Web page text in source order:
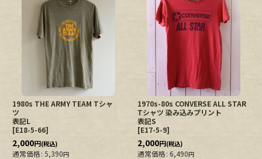
1980s THE ARMY TEAM Tシャ
ツ
表記L
[E18-5-66]
2,000円(税込)
通常価格: 5,390円
1970s-80s CONVERSE ALL STAR
Tシャツ 染み込みプリント
表記S
[E17-5-9]
2,000円(税込)
通常価格: 6,490円